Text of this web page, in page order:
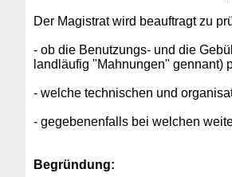
Der Magistrat wird beauftragt zu
- ob die Benutzungs- und die
landläufig "Mahnungen" gennant)
- welche technischen und
- gegebenenfalls bei welchen
Begründung: